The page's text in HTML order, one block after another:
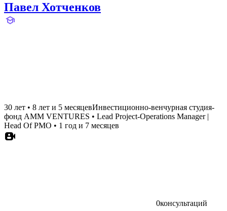
Павел Хотченков
30 лет • 8 лет и 5 месяцевИнвестиционно-венчурная студия-
фонд AMM VENTURES • Lead Project-Operations Manager |
Head Of PMO • 1 год и 7 месяцев
0консультаций